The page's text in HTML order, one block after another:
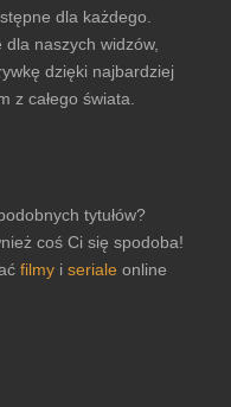
dla każdego.
naszych widzów,
dzięki najbardziej
z całego świata.
tytułów?
coś Ci się spodoba!
filmy i seriale online